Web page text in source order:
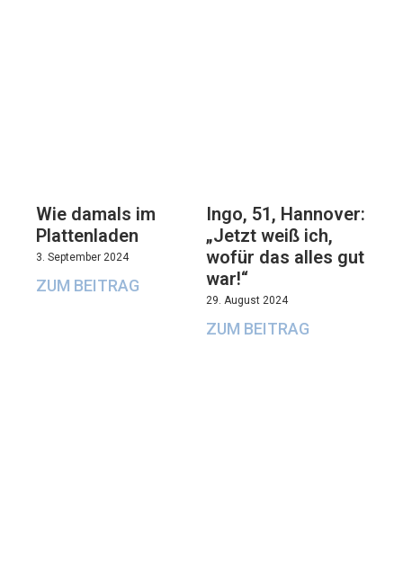
Wie damals im
Plattenladen
3. September 2024
ZUM BEITRAG
Ingo, 51, Hannover:
„Jetzt weiß ich,
wofür das alles gut
war!“
29. August 2024
ZUM BEITRAG